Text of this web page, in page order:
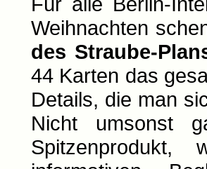
Weihnachten
des Straube-
44 Karten das
Details, die man
Nicht umsonst
Spitzenprodukt,